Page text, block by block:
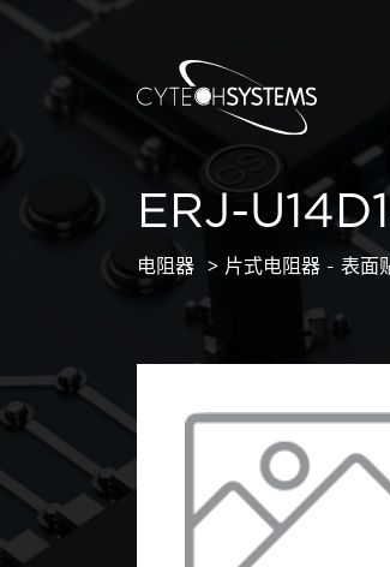
ERJ-
电阻器 片式电阻器 - 表面